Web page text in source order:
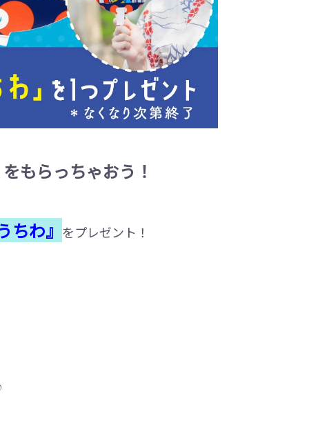
もらっちゃおう！
わ』 をプレゼント！